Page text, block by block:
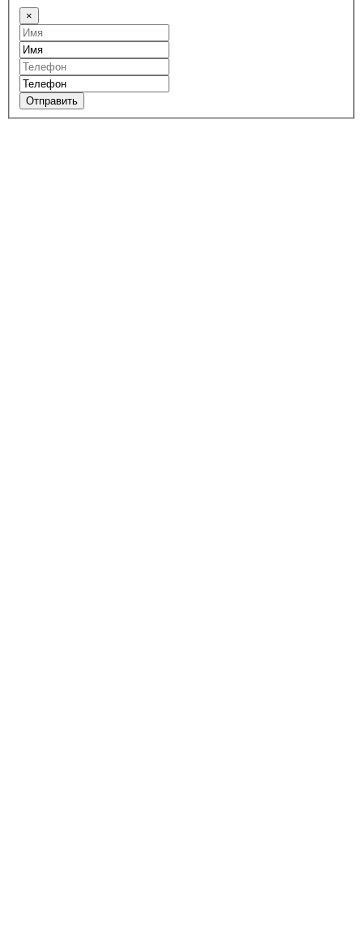
×
Отправить